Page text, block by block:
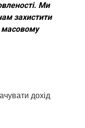
Ми
захистити
масовому
дохід